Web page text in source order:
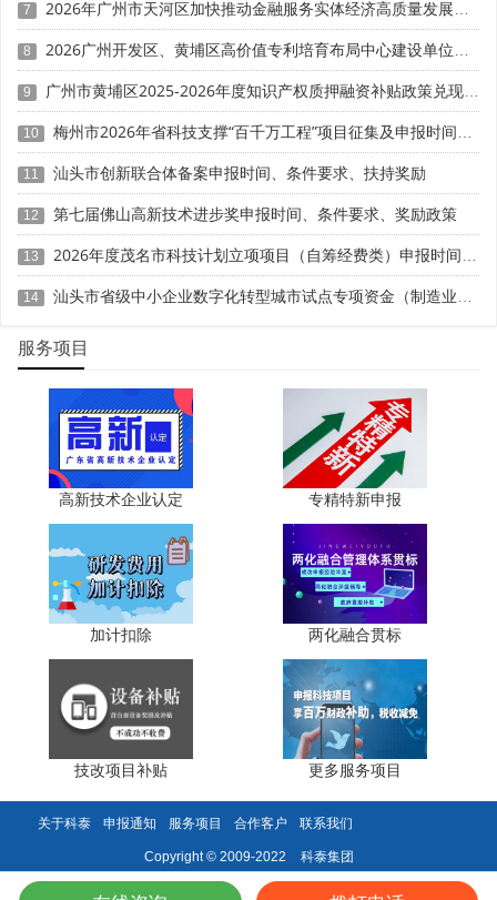
制权或增加财务风险。
2.3 产业资源整合与生态构建
获奖后，企业在产业链中的话语权和资源整合能力将显
著提升。获奖单位应当抓住这一机遇期，积极开展产业资源
整合，构建创新发展生态。向上游延伸，可以通过参股、合
作等方式，整合关键原材料和核心零部件供应商，确保供应
链安全可控。向下游延伸，可以通过渠道合作、品牌授权等
方式，拓展产品市场，提升市场占有率。
在生态构建方面，获奖单位应当发挥平台效应，通过技
发展。可以通过建设产业创新中心、孵化器、加速器等平
务，形成协同创新生态。这种生态化的产业发展模式，有助
于获奖单位在更广泛的范围内发挥引领作用，同时为自身发
展构建更加稳固的产业基础。
三、千亿级产业资源的获取策略
3.1 重点产业方向的精准匹配
2026年及今后一段时期，千亿级产业资源将重点投向以
下方向：新一代信息技术领域，包括人工智能、集成电路、
工业软件、5G通信等;高端装备制造领域，包括航空航天装
备、轨道交通装备、高端医疗装备、机器人等;新材料领域，
包括先进复合材料、高性能合金、电子信息材料等;新能源领
域，包括风电光伏装备、储能技术、氢能技术等;生物医药领
域，包括创新药物、高端医疗器械、生物技术服务等。
获奖单位应当准确把握政策导向，评估自身成果与上述
应当作为产业化的优先方向，加大资源投入力度，加速推进
7 2026年广州市天河区加快推动金融服务实体经济高质量发展（支持企业利用知识产权融资）政策兑现申报时间、条件要求、扶持奖励
8 2026广州开发区、黄埔区高价值专利培育布局中心建设单位申报时间、条件要求、扶持奖励
9 广州市黄埔区2025-2026年度知识产权质押融资补贴政策兑现申报时间、条件要求、资助奖励
10 梅州市2026年省科技支撑“百千万工程”项目征集及申报时间、条件要求、资助奖励
11 汕头市创新联合体备案申报时间、条件要求、扶持奖励
12 第七届佛山高新技术进步奖申报时间、条件要求、奖励政策
13 2026年度茂名市科技计划立项项目（自筹经费类）申报时间、条件要求
14 汕头市省级中小企业数字化转型城市试点专项资金（制造业数字化改造方向）第六批项目入库申报时间、条件要求、补助奖励
服务项目
高新技术企业认定 专精特新申报
加计扣除 两化融合贯标
技改项目补贴 更多服务项目
关于科泰 申报通知 服务项目 合作客户 联系我们
Copyright © 2009-2022 科泰集团